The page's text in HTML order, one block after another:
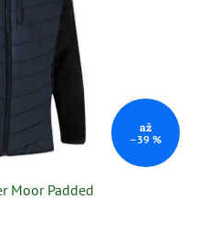
až
–39 %
Moor Padded